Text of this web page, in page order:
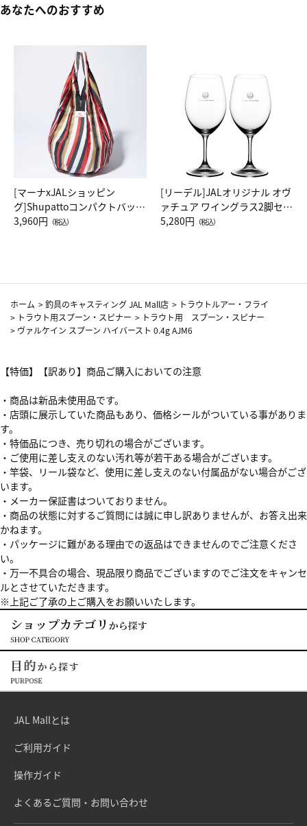
あなたへのおすすめ
[マーナxJALショッピン
グ]Shupattoコンパクトバッグ
Drop JAL客室乗務員（LC）ス
3,960円 （税込）
[リーデル]JALオリジナル オヴ
ァチュア ワイングラス2脚セッ
ト（レッドワイン）
5,280円 （税込）
ホーム >釣具のキャスティング JAL Mall店 > トラウトルアー・フライ
> トラウト用スプーン・スピナー > トラウト用 スプーン・スピナー
> ヴァルケイン スプーン ハイバースト 0.4g AJM6
【特価】【訳あり】商品ご購入においての注意
・商品は新品未使用品です。
・店頭に展示していた商品もあり、価格シールがついている事がありま
す。
・特価品につき、売り切れの場合がございます。
・ご使用に差し支えのない汚れ等が若干ある場合がございます。
・竿袋、リール袋など、使用に差し支えのない付属品がない場合がござ
います。
・メーカー保証書はついておりません。
・商品の状態に対するご質問には誠に申し訳ありませんが、お答え出来
かねます。
・パッケージに難がある理由での返品はできませんのでご注意くださ
い。
・万一不具合の場合、現品限り商品でございますのでご注文をキャンセ
ルとさせていただきます。
※上記ご了承の上ご購入をお願いいたします。
JAL Mallとは
ご利用ガイド
操作ガイド
よくあるご質問・お問い合わせ